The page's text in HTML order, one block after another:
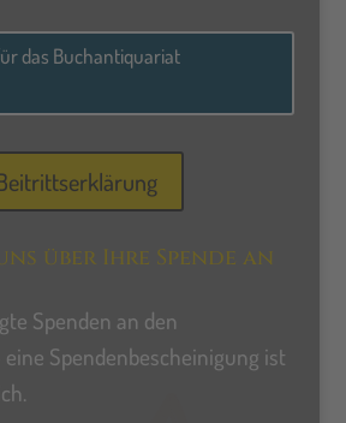
das Buchantiquariat
über Ihre Spende an
Spenden an den
Spendenbescheinigung ist